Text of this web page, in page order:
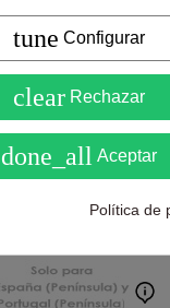
Añadir al carrito
tune Configurar
clear Rechazar
done_all Aceptar
Política de